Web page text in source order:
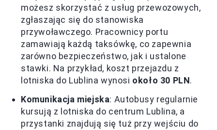
możesz skorzystać z usług przewozowych,
zgłaszając się do stanowiska
przywoławczego. Pracownicy portu
zamawiają każdą taksówkę, co zapewnia
zarówno bezpieczeństwo, jak i ustalone
stawki. Na przykład, koszt przejazdu z
lotniska do Lublina wynosi około 30 PLN.
Komunikacja miejska: Autobusy regularnie
kursują z lotniska do centrum Lublina, a
przystanki znajdują się tuż przy wejściu do